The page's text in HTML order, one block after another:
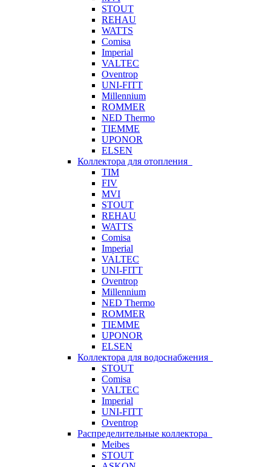
STOUT
REHAU
WATTS
Comisa
Imperial
VALTEC
Oventrop
UNI-FITT
Millennium
ROMMER
NED Thermo
TIEMME
UPONOR
ELSEN
Коллектора для отопления
TIM
FIV
MVI
STOUT
REHAU
WATTS
Comisa
Imperial
VALTEC
UNI-FITT
Oventrop
Millennium
NED Thermo
ROMMER
TIEMME
UPONOR
ELSEN
Коллектора для водоснабжения
STOUT
Comisa
VALTEC
Imperial
UNI-FITT
Oventrop
Распределительные коллектора
Meibes
STOUT